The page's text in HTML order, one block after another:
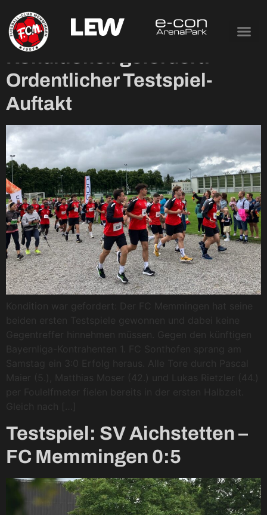
Tag: 23. Juni 2024
Konditionell gefordert:
Ordentlicher Testspiel-
Auftakt
Kondition war gefordert: Der FC Memmingen hat seine
beiden ersten Testspiele gewonnen und dabei keine
Gegentreffer hinnehmen müssen. Gegen den künftigen
Bayernliga-Kontrahenten 1. FC Sonthofen sprang am
Samstag ein 3:0 Erfolg heraus. Alle Tore durch Pascal
Maier (5.), Matthias Moser (42.) und Lukas Rietzler (44.)
per Foulelfmeter fielen bereits in der ersten Halbzeit.
Gleich nach […]
Testspiel: SV Aichstetten –
FC Memmingen 0:5